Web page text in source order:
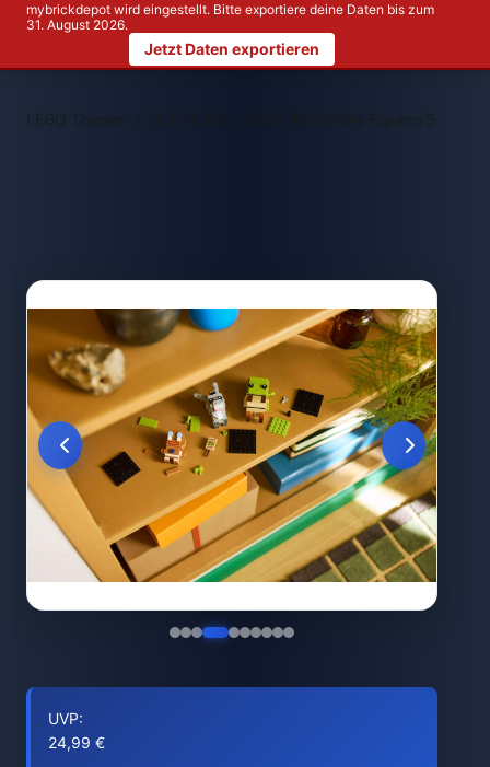
mybrickdepot wird eingestellt. Bitte exportiere deine Daten bis zum
31. August 2026.
Jetzt Daten exportieren
LEGO Themen > LEGO 40923 Die Figuren Shrek,
UVP:
24,99 €